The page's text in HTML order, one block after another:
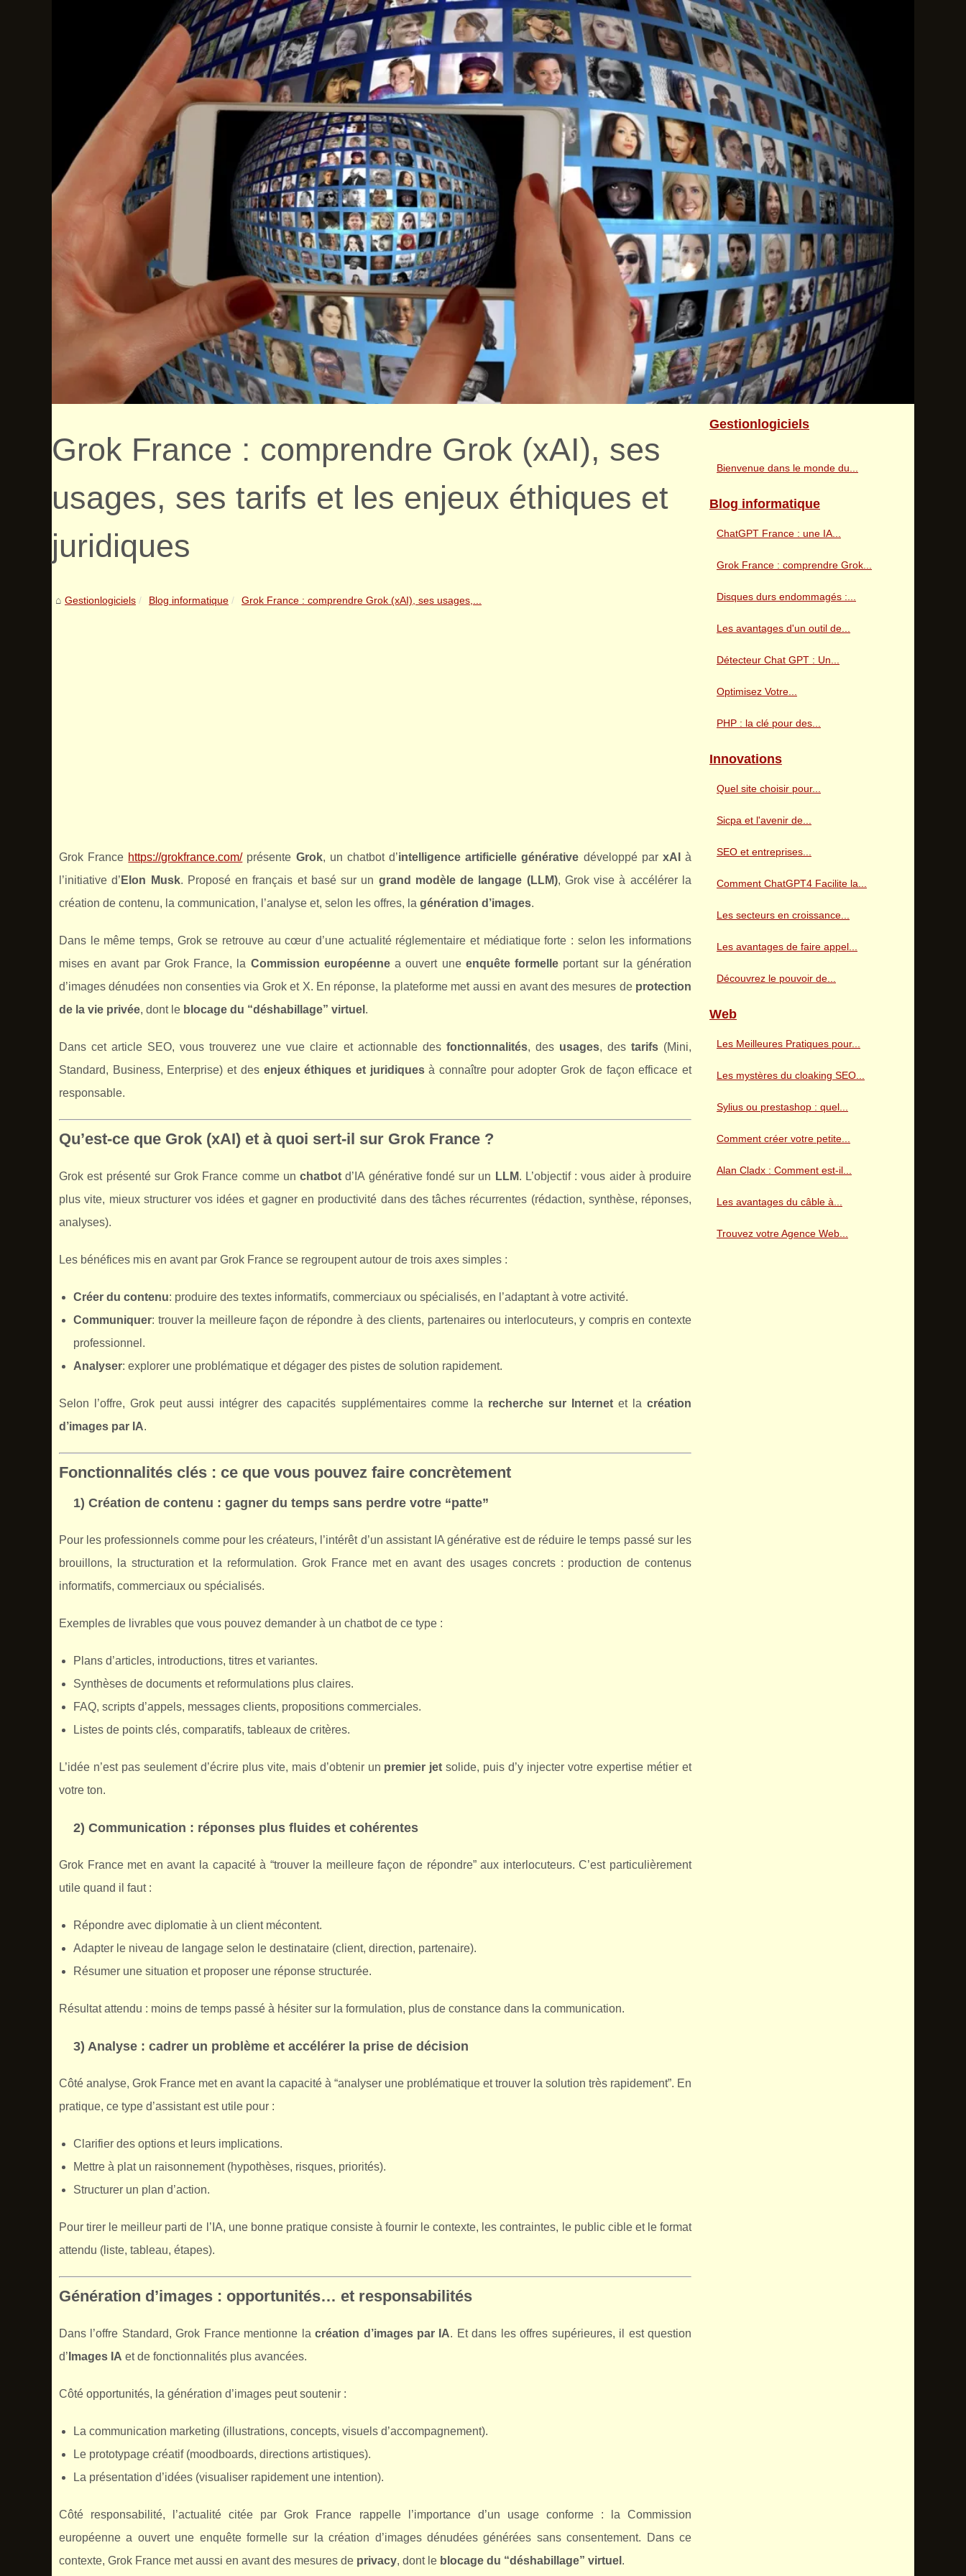
Grok France : comprendre Grok (xAI), ses
usages, ses tarifs et les enjeux éthiques et
juridiques
Gestionlogiciels Blog informatique Grok France : comprendre Grok (xAI), ses usages,...
Grok France https://grokfrance.com/présente Grok, un chatbot d’intelligence artificielle générative développé par xAI
à
l’initiative d’ Elon Musk. Proposé en français et basé sur un grand modèle de langage (LLM), Grok vise à accélérer la
création de contenu, la communication, l’analyse et, selon les offres, la génération d’images.
Dans le même temps, Grok se retrouve au cœur d’une actualité réglementaire et médiatique forte : selon les informations
mises en avant par Grok France, la Commission européennea ouvert une enquête formelle portant sur la génération
d’images dénudées non consenties via Grok et X. En réponse, la plateforme met aussi en avant des mesures de protection
de la vie privée, dont le blocage du “déshabillage” virtuel .
Dans cet article SEO, vous trouverez une vue claire et actionnable des fonctionnalités, des usages, des tarifs(Mini,
Standard, Business, Enterprise) et des enjeux éthiques et juridiquesà connaître pour adopter Grok de façon efficace et
responsable.
Qu’est-ce que Grok (xAI) et à quoi sert-il sur Grok France ?
Grok est présenté sur Grok France comme un chatbot d’IA générative fondé sur un LLM. L’objectif : vous aider à produire
plus vite, mieux structurer vos idées et gagner en productivité dans des tâches récurrentes (rédaction, synthèse, réponses,
analyses).
Les bénéfices mis en avant par Grok France se regroupent autour de trois axes simples :
Créer du contenu: produire des textes informatifs, commerciaux ou spécialisés, en l’adaptant à votre activité.
Communiquer: trouver la meilleure façon de répondre à des clients, partenaires ou interlocuteurs, y compris en contexte
professionnel.
Analyser: explorer une problématique et dégager des pistes de solution rapidement.
Selon l’offre, Grok peut aussi intégrer des capacités supplémentaires comme la recherche sur Internetet la création
d’images par IA.
Fonctionnalités clés : ce que vous pouvez faire concrètement
1) Création de contenu : gagner du temps sans perdre votre “patte”
Pour les professionnels comme pour les créateurs, l’intérêt d’un assistant IA générative est de réduire le temps passé sur les
brouillons, la structuration et la reformulation. Grok France met en avant des usages concrets : production de contenus
informatifs, commerciaux ou spécialisés.
Exemples de livrables que vous pouvez demander à un chatbot de ce type :
Plans d’articles, introductions, titres et variantes.
Synthèses de documents et reformulations plus claires.
FAQ, scripts d’appels, messages clients, propositions commerciales.
Listes de points clés, comparatifs, tableaux de critères.
L’idée n’est pas seulement d’écrire plus vite, mais d’obtenir un premier jet solide, puis d’y injecter votre expertise métier et
votre ton.
2) Communication : réponses plus fluides et cohérentes
Grok France met en avant la capacité à “trouver la meilleure façon de répondre” aux interlocuteurs. C’est particulièrement
utile quand il faut :
Répondre avec diplomatie à un client mécontent.
Adapter le niveau de langage selon le destinataire (client, direction, partenaire).
Résumer une situation et proposer une réponse structurée.
Résultat attendu : moins de temps passé à hésiter sur la formulation, plus de constance dans la communication.
3) Analyse : cadrer un problème et accélérer la prise de décision
Côté analyse, Grok France met en avant la capacité à “analyser une problématique et trouver la solution très rapidement”. En
pratique, ce type d’assistant est utile pour :
Clarifier des options et leurs implications.
Mettre à plat un raisonnement (hypothèses, risques, priorités).
Structurer un plan d’action.
Pour tirer le meilleur parti de l’IA, une bonne pratique consiste à fournir le contexte, les contraintes, le public cible et le format
attendu (liste, tableau, étapes).
Génération d’images : opportunités… et responsabilités
Dans l’offre Standard, Grok France mentionne lacréation d’images par IA. Et dans les offres supérieures, il est question
d’ Images IA et de fonctionnalités plus avancées.
Côté opportunités, la génération d’images peut soutenir :
La communication marketing (illustrations, concepts, visuels d’accompagnement).
Le prototypage créatif (moodboards, directions artistiques).
La présentation d’idées (visualiser rapidement une intention).
Côté responsabilité, l’actualité citée par Grok France rappelle l’importance d’un usage conforme : la Commission
européenne a ouvert une enquête formelle sur la création d’images dénudées générées sans consentement. Dans ce
contexte, Grok France met aussi en avant des mesures de privacy, dont le blocage du “déshabillage” virtuel .
Gestionlogiciels
Bienvenue dans le monde du...
Blog informatique
ChatGPT France : une IA...
Grok France : comprendre Grok...
Disques durs endommagés :...
Les avantages d'un outil de...
Détecteur Chat GPT : Un...
Optimisez Votre...
PHP : la clé pour des...
Innovations
Quel site choisir pour...
Sicpa et l'avenir de...
SEO et entreprises...
Comment ChatGPT4 Facilite la...
Les secteurs en croissance...
Les avantages de faire appel...
Découvrez le pouvoir de...
Web
Les Meilleures Pratiques pour...
Les mystères du cloaking SEO...
Sylius ou prestashop : quel...
Comment créer votre petite...
Alan Cladx : Comment est-il...
Les avantages du câble à...
Trouvez votre Agence Web...